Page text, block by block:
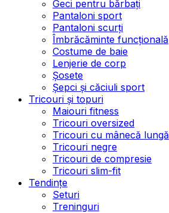
Geci pentru bărbați
Pantaloni sport
Pantaloni scurți
Îmbrăcăminte funcțională
Costume de baie
Lenjerie de corp
Șosete
Șepci și căciuli sport
Tricouri și topuri
Maiouri fitness
Tricouri oversized
Tricouri cu mânecă lungă
Tricouri negre
Tricouri de compresie
Tricouri slim-fit
Tendințe
Seturi
Treninguri